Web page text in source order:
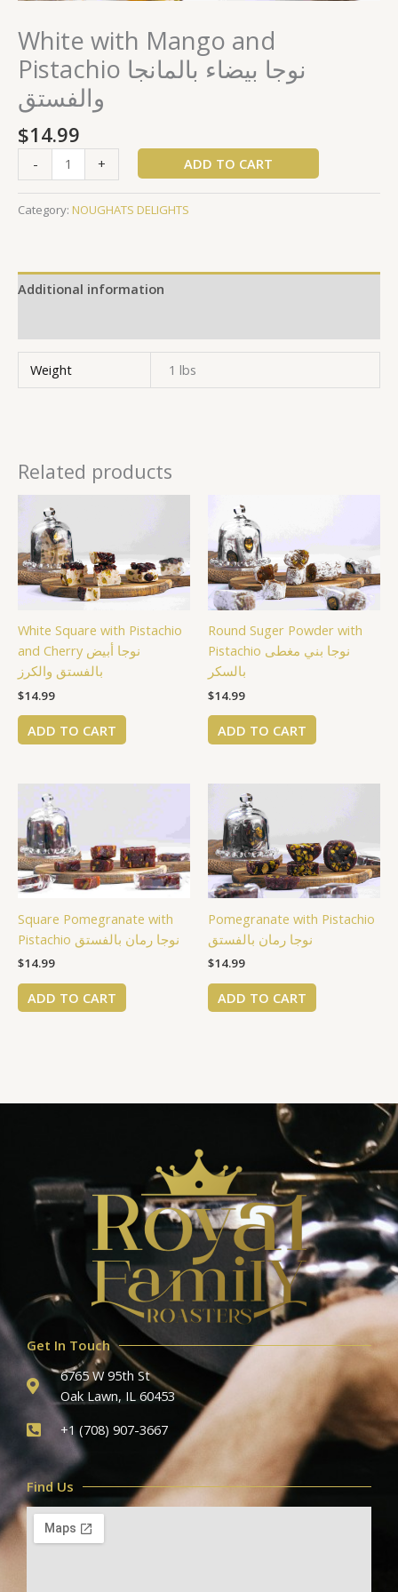
White with Mango and
Pistachio نوجا بيضاء بالمانجا
والفستق
$14.99
- + ADD TO CART
Category: NOUGHATS DELIGHTS
Additional information
Weight 1 lbs
Related products
White Square with Pistachio
and Cherry نوجا أبيض
بالفستق والكرز
$14.99
ADD TO CART
Round Suger Powder with
Pistachio نوجا بني مغطى
بالسكر
$14.99
ADD TO CART
Square Pomegranate with
Pistachio نوجا رمان بالفستق
$14.99
ADD TO CART
Pomegranate with Pistachio
نوجا رمان بالفستق
$14.99
ADD TO CART
Get In Touch
6765 W 95th St
Oak Lawn, IL 60453
+1 (708) 907-3667
Find Us